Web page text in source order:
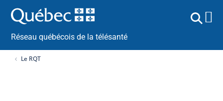
Réseau québécois de la télésanté
Le RQT